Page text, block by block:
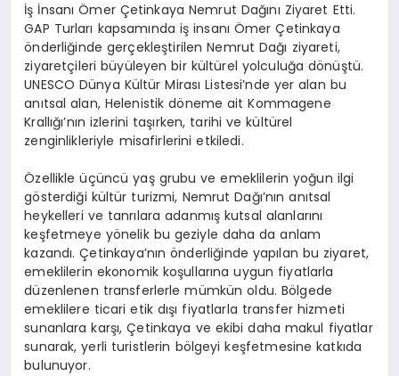
İş İnsanı Ömer Çetinkaya Nemrut Dağını Ziyaret Etti.
GAP Turları kapsamında iş insanı Ömer Çetinkaya
önderliğinde gerçekleştirilen Nemrut Dağı ziyareti,
ziyaretçileri büyüleyen bir kültürel yolculuğa dönüştü.
UNESCO Dünya Kültür Mirası Listesi’nde yer alan bu
anıtsal alan, Helenistik döneme ait Kommagene
Krallığı’nın izlerini taşırken, tarihi ve kültürel
zenginlikleriyle misafirlerini etkiledi.
Özellikle üçüncü yaş grubu ve emeklilerin yoğun ilgi
gösterdiği kültür turizmi, Nemrut Dağı’nın anıtsal
heykelleri ve tanrılara adanmış kutsal alanlarını
keşfetmeye yönelik bu geziyle daha da anlam
kazandı. Çetinkaya’nın önderliğinde yapılan bu ziyaret,
emeklilerin ekonomik koşullarına uygun fiyatlarla
düzenlenen transferlerle mümkün oldu. Bölgede
emeklilere ticari etik dışı fiyatlarla transfer hizmeti
sunanlara karşı, Çetinkaya ve ekibi daha makul fiyatlar
sunarak, yerli turistlerin bölgeyi keşfetmesine katkıda
bulunuyor.